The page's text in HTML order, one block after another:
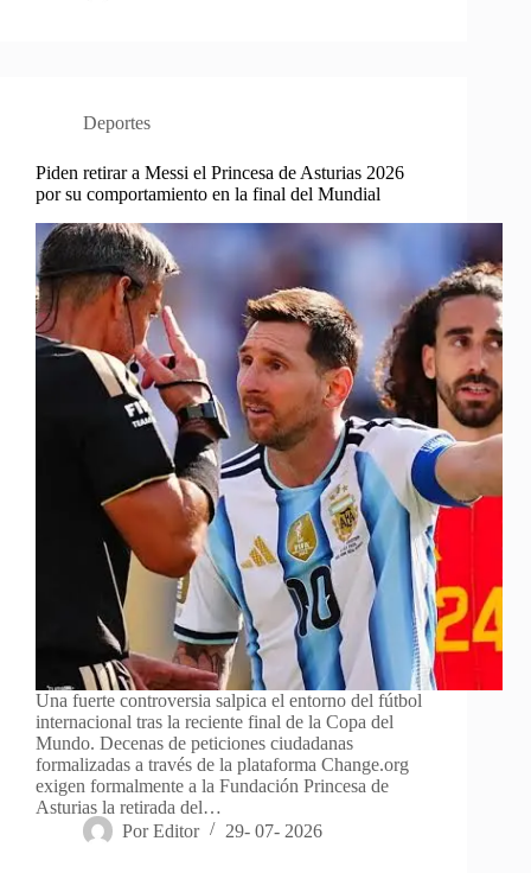
Deportes
Piden retirar a Messi el Princesa de Asturias 2026
por su comportamiento en la final del Mundial
Una fuerte controversia salpica el entorno del fútbol
internacional tras la reciente final de la Copa del
Mundo. Decenas de peticiones ciudadanas
formalizadas a través de la plataforma Change.org
exigen formalmente a la Fundación Princesa de
Asturias la retirada del…
Por Editor 29- 07- 2026